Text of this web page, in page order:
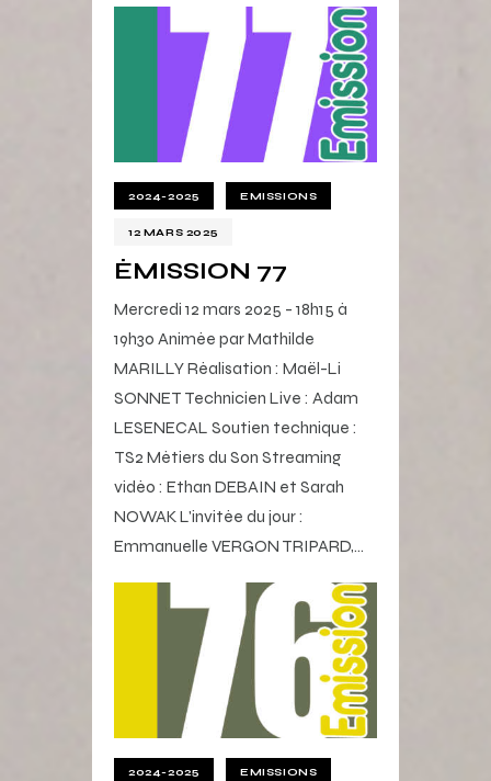
2024-2025 EMISSIONS
12 MARS 2025
ÉMISSION 77
Mercredi 12 mars 2025 - 18h15 à
19h30 Animée par Mathilde
MARILLY Réalisation : Maël-Li
SONNET Technicien Live : Adam
LESENECAL Soutien technique :
TS2 Métiers du Son Streaming
vidéo : Ethan DEBAIN et Sarah
NOWAK L'invitée du jour :
Emmanuelle VERGON TRIPARD,…
2024-2025 EMISSIONS